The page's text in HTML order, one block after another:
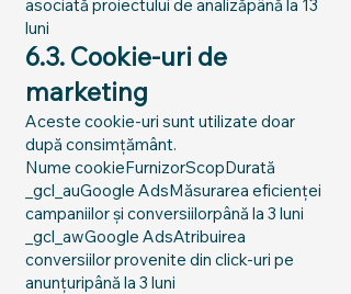
asociată proiectului de analizăpână la 13
luni
6.3. Cookie-uri de
marketing
Aceste cookie-uri sunt utilizate doar
după consimțământ.
Nume cookieFurnizorScopDurată
_gcl_auGoogle AdsMăsurarea eficienței
campaniilor și conversiilorpână la 3 luni
_gcl_awGoogle AdsAtribuirea
conversiilor provenite din click-uri pe
anunțuripână la 3 luni